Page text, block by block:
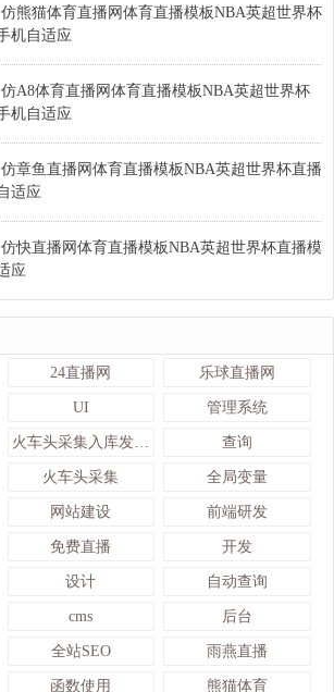
仿熊猫体育直播网体育直播模板NBA英超世界杯
机自适应
仿A8体育直播网体育直播模板NBA英超世界杯
机自适应
仿章鱼直播网体育直播模板NBA英超世界杯直播
适应
仿快直播网体育直播模板NBA英超世界杯直播模
应
24直播网 乐球直播网
UI 管理系统
火车头采集入库发布接口 查询
火车头采集 全局变量
网站建设 前端研发
免费直播 开发
设计 自动查询
cms 后台
全站SEO 雨燕直播
函数使用 熊猫体育